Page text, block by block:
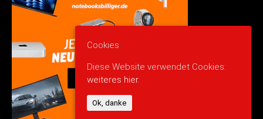
Cookies
Diese Website verwendet Cookies:
weiteres hier.
Ok, danke